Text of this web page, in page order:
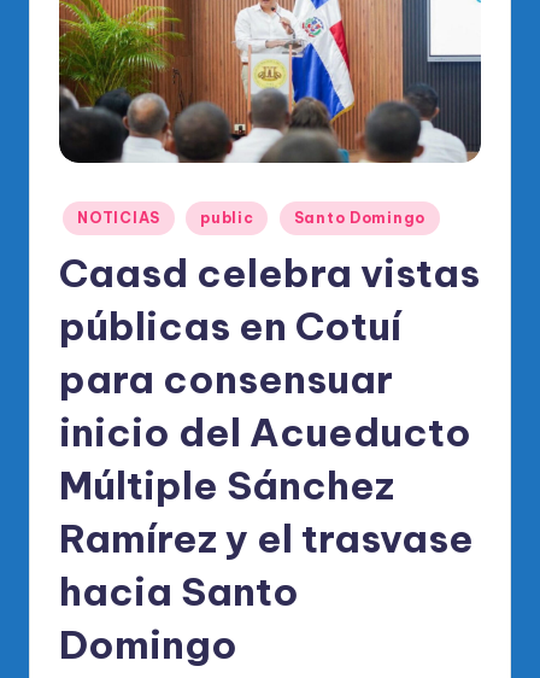
di
o
O
al
R
M
Publicado
en
NOTICIAS public Santo Domingo
Caasd celebra vistas
públicas en Cotuí
para consensuar
inicio del Acueducto
Múltiple Sánchez
Ramírez y el trasvase
hacia Santo
Domingo